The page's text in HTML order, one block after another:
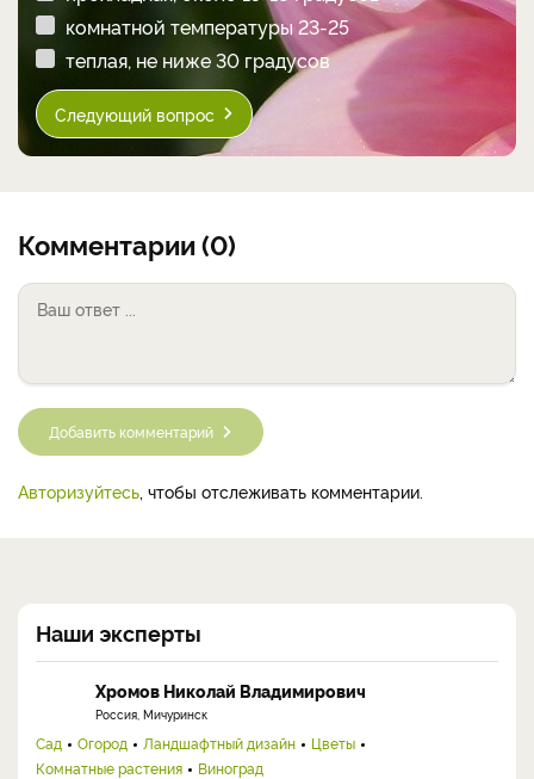
комнатной температуры 23-25
теплая, не ниже 30 градусов
Следующий вопрос
Комментарии (0)
Добавить комментарий
Авторизуйтесь , чтобы отслеживать комментарии.
Наши эксперты
Хромов Николай Владимирович
Россия, Мичуринск
Сад Огород Ландшафтный дизайн
Цветы
Комнатные растения
Виноград